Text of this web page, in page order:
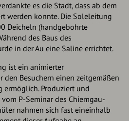
es die Stadt, dass ab dem
werden konnte. Die Soleleitung
Deicheln (handgebohrte
des Baus des
in der Au eine Saline errichtet.
ist ein animierter
den Besuchern einen zeitgemäßen
Produziert und
P-Seminar des Chiemgau-
nahmen sich fast eineinhalb